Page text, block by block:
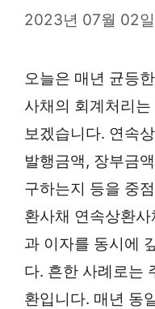
2023년 07월 02일
오늘은 매년 균등
사채의 회계처리
보겠습니다. 연속
발행금액, 장부금
구하는지 등을 중
환사채 연속상환
과 이자를 동시에
다. 흔한 사례로는
환입니다. 매년 동